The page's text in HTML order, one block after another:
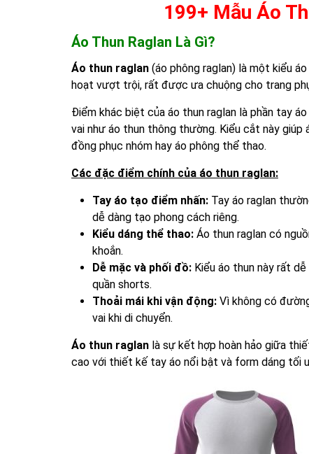
199+ Mẫu Áo
Áo Thun Raglan Là Gì?
Áo thun raglan (áo phông raglan) là một kiểu
hoạt vượt trội, rất được ưa chuộng cho trang
Điểm khác biệt của áo thun raglan là phần tay
vai như áo thun thông thường. Kiểu cắt này
đồng phục nhóm hay áo phông thể thao.
Các đặc điểm chính của áo thun raglan:
Tay áo tạo điểm nhấn: Tay áo raglan
dễ dàng tạo phong cách riêng.
Kiểu dáng thể thao: Áo thun raglan có
khoắn.
Dễ mặc và phối đồ: Kiểu áo thun này rất
quần shorts.
Thoải mái khi vận động: Vì không có
vai khi di chuyển.
Áo thun raglan là sự kết hợp hoàn hảo giữa
cao với thiết kế tay áo nổi bật và form dáng tối